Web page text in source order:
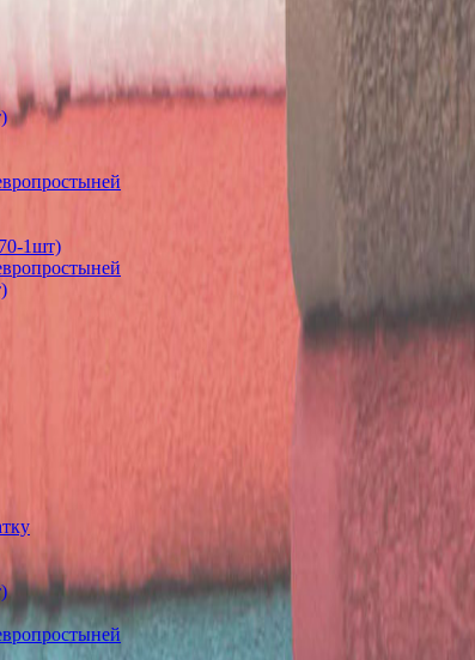
1шт)